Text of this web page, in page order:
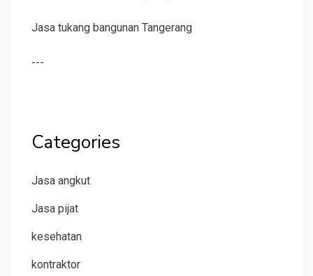
Jasa tukang bangunan Tangerang
---
Categories
Jasa angkut
Jasa pijat
kesehatan
kontraktor